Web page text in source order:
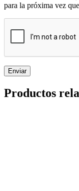
para la próxima vez
Productos